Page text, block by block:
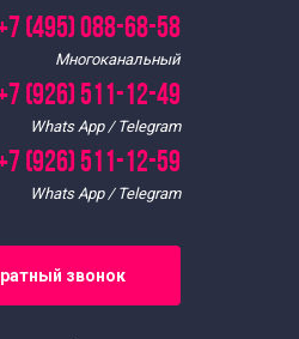
(495) 088-68-58
Многоканальный
(926) 511-12-49
Whats App / Telegram
(926) 511-12-59
Whats App / Telegram
звонок